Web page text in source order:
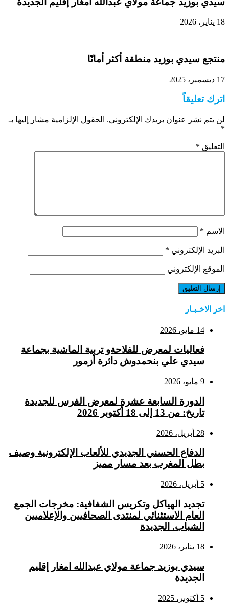
18 يناير، 2026
منتجع سيدي بوزيد منطقة أكثر أمانًا
17 ديسمبر، 2025
اترك تعليقاً
لن يتم نشر عنوان بريدك الإلكتروني. الحقول الإلزامية مشار إليها بـ
*
التعليق *
الاسم *
البريد الإلكتروني *
الموقع الإلكتروني
اخر الاخـبـار
14 مايو، 2026
فعاليات لمعرض للفلاحةو تربية الماشية بجماعة
سيدي علي بنحمدوش دائرة أزمور
9 مايو، 2026
الدورة السابعة عشرة لمعرض الفرس للجديدة
تاريخ: من 13 إلى 18 أكتوبر 2026
28 أبريل، 2026
الدفاع الحسني الجديدي للألعاب الإلكترونية وصيف
بطل المغرب بعد مسار مميز
5 أبريل، 2026
تجديد الهياكل وتكريس الشفافية: مخرجات الجمع
العام الاستثنائي لمنتدى الصحافيين والإعلاميين
الشباب. الجديدة
18 يناير، 2026
سيدي بوزيد جماعة مولاي عبدالله امغار إقليم
الجديدة
5 أكتوبر، 2025